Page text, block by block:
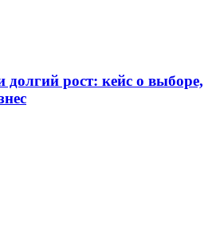
долгий рост: кейс о выборе,